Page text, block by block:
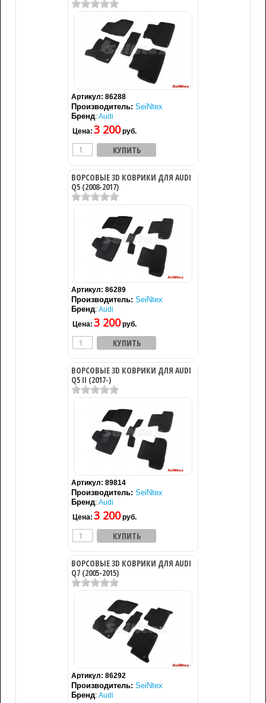
Артикул: 86288
Производитель: SeiNtex
Бренд: Audi
Цена: 3 200руб.
ВОРСОВЫЕ 3D КОВРИКИ ДЛЯ AUDI
Q5 (2008-2017)
Артикул: 86289
Производитель: SeiNtex
Бренд: Audi
Цена: 3 200руб.
ВОРСОВЫЕ 3D КОВРИКИ ДЛЯ AUDI
Q5 II (2017-)
Артикул: 89814
Производитель: SeiNtex
Бренд: Audi
Цена: 3 200руб.
ВОРСОВЫЕ 3D КОВРИКИ ДЛЯ AUDI
Q7 (2005-2015)
Артикул: 86292
Производитель: SeiNtex
Бренд: Audi